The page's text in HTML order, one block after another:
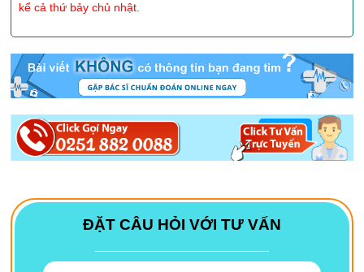
kể cả thứ bảy chủ nhật.
ĐẶT CÂU HỎI VỚI TƯ VẤN